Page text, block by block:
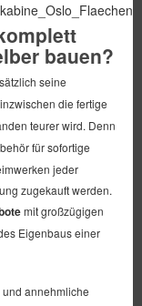
bauen?
seine
die fertige
teurer wird. Denn
für sofortige
jeder
zugekauft werden.
mit großzügigen
Eigenbaus einer
annehmliche